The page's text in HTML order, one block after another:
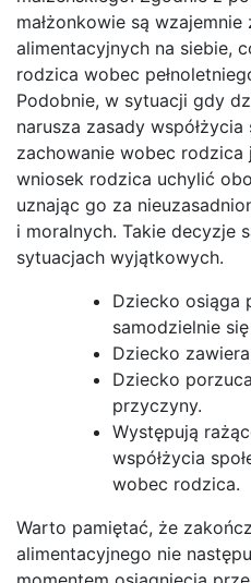
małżonkowie są
alimentacyjnych na siebie,
rodzica wobec
Podobnie, w sytuacji gdy
narusza zasady współżycia
zachowanie wobec rodzica
wniosek rodzica uchylić
uznając go za
i moralnych. Takie decyzje
sytuacjach wyjątkowych.
Dziecko osiąga
samodzielnie
Dziecko
Dziecko
przyczyny.
Występują
współżycia
wobec rodzica.
Warto pamiętać, że
alimentacyjnego nie